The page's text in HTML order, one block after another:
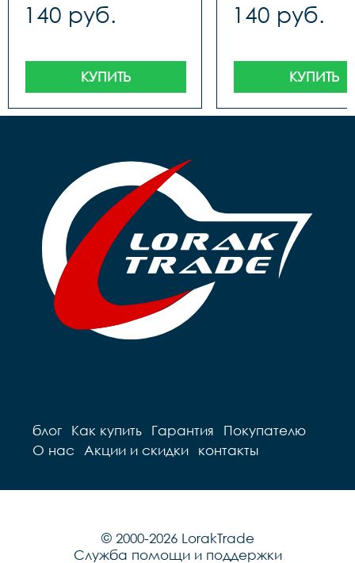
140 руб.
КУПИТЬ
140 руб.
КУПИТЬ
блог Как купить Гарантия
Покупателю
О нас
Акции и скидки контакты
© 2000-2026 LorakTrade
Служба помощи и поддержки